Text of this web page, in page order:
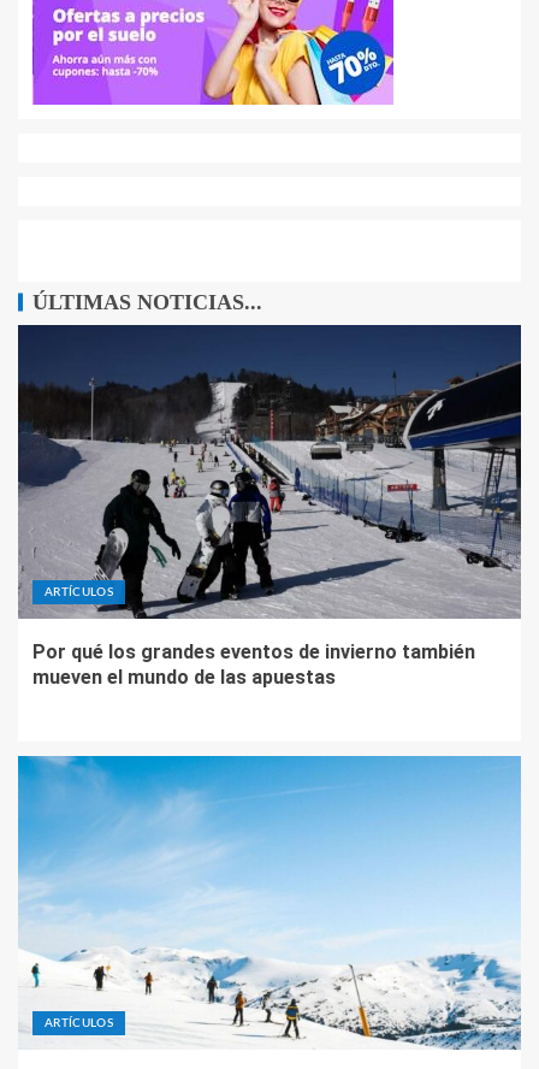
ÚLTIMAS NOTICIAS...
ARTÍCULOS
Por qué los grandes eventos de invierno también
mueven el mundo de las apuestas
ARTÍCULOS